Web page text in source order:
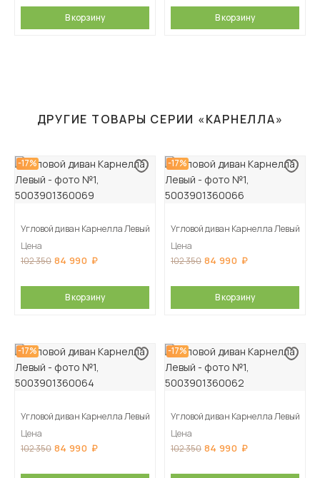
В корзину В корзину
ДРУГИЕ ТОВАРЫ СЕРИИ «КАРНЕЛЛА»
-17%
Угловой диван Карнелла Левый
Цена
102 350 84 990
В корзину
-17%
Угловой диван Карнелла Левый
Цена
102 350 84 990
В корзину
-17%
Угловой диван Карнелла Левый
Цена
102 350 84 990
-17%
Угловой диван Карнелла Левый
Цена
102 350 84 990